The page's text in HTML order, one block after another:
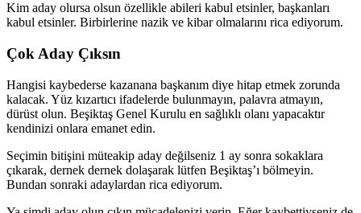
Kim aday olursa olsun özellikle abileri kabul etsinler, başkanları
kabul etsinler. Birbirlerine nazik ve kibar olmalarını rica ediyorum.
Çok Aday Çıksın
Hangisi kaybederse kazanana başkanım diye hitap etmek zorunda
kalacak. Yüz kızartıcı ifadelerde bulunmayın, palavra atmayın,
dürüst olun. Beşiktaş Genel Kurulu en sağlıklı olanı yapacaktır
kendinizi onlara emanet edin.
Seçimin bitişini müteakip aday değilseniz 1 ay sonra sokaklara
çıkarak, dernek dernek dolaşarak lütfen Beşiktaş’ı bölmeyin.
Bundan sonraki adaylardan rica ediyorum.